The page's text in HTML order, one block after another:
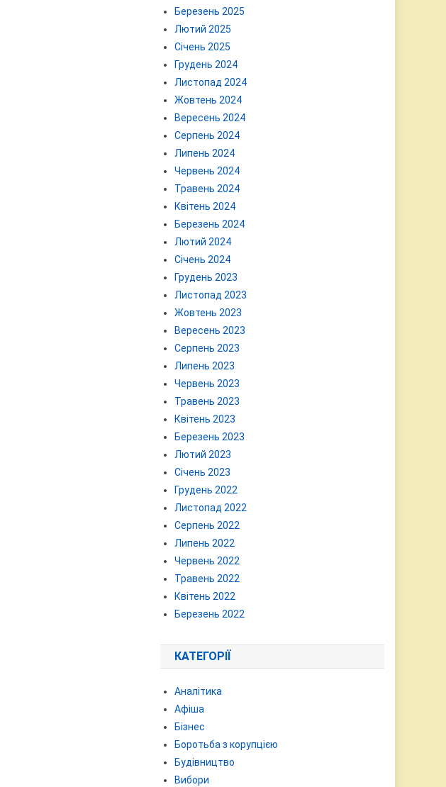
Березень 2025
Лютий 2025
Січень 2025
Грудень 2024
Листопад 2024
Жовтень 2024
Вересень 2024
Серпень 2024
Липень 2024
Червень 2024
Травень 2024
Квітень 2024
Березень 2024
Лютий 2024
Січень 2024
Грудень 2023
Листопад 2023
Жовтень 2023
Вересень 2023
Серпень 2023
Липень 2023
Червень 2023
Травень 2023
Квітень 2023
Березень 2023
Лютий 2023
Січень 2023
Грудень 2022
Листопад 2022
Серпень 2022
Липень 2022
Червень 2022
Травень 2022
Квітень 2022
Березень 2022
КАТЕГОРІЇ
Аналітика
Афіша
Бізнес
Боротьба з корупцією
Будівництво
Вибори